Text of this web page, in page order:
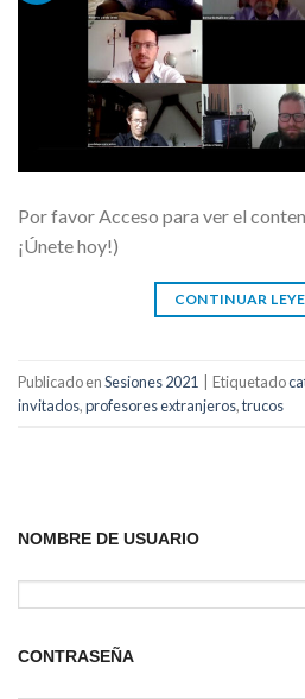
Por favor Acceso para ver el
¡Únete hoy!)
CONTINUAR
Publicado enSesiones 2021 Etiquetado
invitados,profesores extranjeros,trucos
NOMBRE DE USUARIO
CONTRASEÑA